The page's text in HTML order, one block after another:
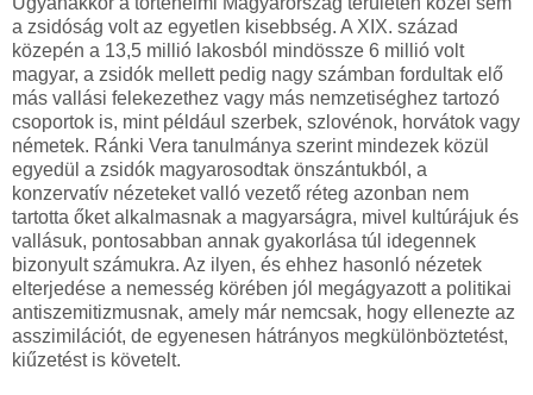
a zsidóság volt az egyetlen kisebbség. A XIX. század
közepén a 13,5 millió lakosból mindössze 6 millió volt
magyar, a zsidók mellett pedig nagy számban fordultak elő
más vallási felekezethez vagy más nemzetiséghez tartozó
csoportok is, mint például szerbek, szlovénok, horvátok vagy
németek. Ránki Vera tanulmánya szerint mindezek közül
egyedül a zsidók magyarosodtak önszántukból, a
konzervatív nézeteket valló vezető réteg azonban nem
tartotta őket alkalmasnak a magyarságra, mivel kultúrájuk és
vallásuk, pontosabban annak gyakorlása túl idegennek
bizonyult számukra. Az ilyen, és ehhez hasonló nézetek
elterjedése a nemesség körében jól megágyazott a politikai
antiszemitizmusnak, amely már nemcsak, hogy ellenezte az
asszimilációt, de egyenesen hátrányos megkülönböztetést,
kiűzetést is követelt.